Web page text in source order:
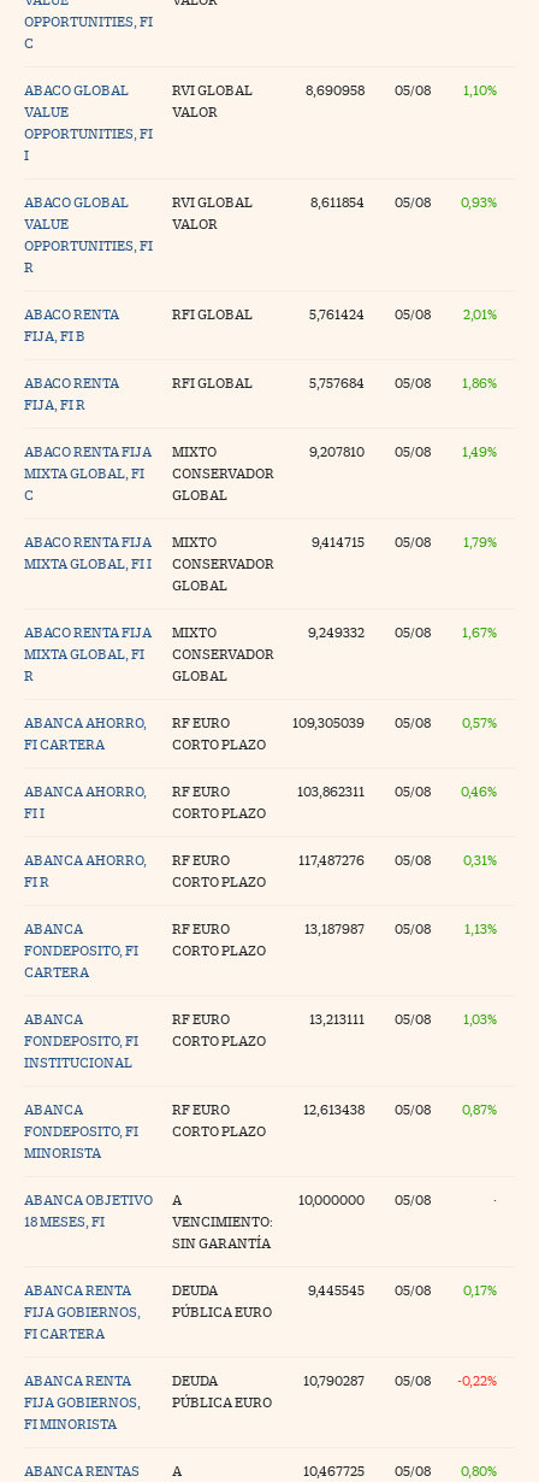
Pyme
Trading
a Cinco Días
OPPORTUNITIES, FI
C
ABACO GLOBAL
VALUE
OPPORTUNITIES, FI
I
RVI GLOBAL
VALOR
8,690958 05/08 1,10%
ABACO GLOBAL
VALUE
OPPORTUNITIES, FI
R
RVI GLOBAL
VALOR
8,611854 05/08 0,93%
ABACO RENTA
FIJA, FI B
RFI GLOBAL 5,761424 05/08 2,01%
ABACO RENTA
FIJA, FI R
RFI GLOBAL 5,757684 05/08 1,86%
ABACO RENTA FIJA
MIXTA GLOBAL, FI
C
MIXTO
CONSERVADOR
GLOBAL
9,207810 05/08 1,49%
ABACO RENTA FIJA
MIXTA GLOBAL, FI I
MIXTO
CONSERVADOR
GLOBAL
9,414715 05/08 1,79%
ABACO RENTA FIJA
MIXTA GLOBAL, FI
R
MIXTO
CONSERVADOR
GLOBAL
9,249332 05/08 1,67%
ABANCA AHORRO,
FI CARTERA
RF EURO
CORTO PLAZO
109,305039 05/08 0,57%
ABANCA AHORRO,
FI I
RF EURO
CORTO PLAZO
103,862311 05/08 0,46%
ABANCA AHORRO,
FI R
RF EURO
CORTO PLAZO
117,487276 05/08 0,31%
ABANCA
FONDEPOSITO, FI
CARTERA
RF EURO
CORTO PLAZO
13,187987 05/08 1,13%
ABANCA
FONDEPOSITO, FI
INSTITUCIONAL
RF EURO
CORTO PLAZO
13,213111 05/08 1,03%
ABANCA
FONDEPOSITO, FI
MINORISTA
RF EURO
CORTO PLAZO
12,613438 05/08 0,87%
ABANCA OBJETIVO
18 MESES, FI
A
VENCIMIENTO:
SIN GARANTÍA
10,000000 05/08 ·
ABANCA RENTA
FIJA GOBIERNOS,
FI CARTERA
DEUDA
PÚBLICA EURO
9,445545 05/08 0,17%
ABANCA RENTA
FIJA GOBIERNOS,
FI MINORISTA
DEUDA
PÚBLICA EURO
10,790287 05/08 -0,22%
ABANCA RENTAS
A
10,467725 05/08 0,80%